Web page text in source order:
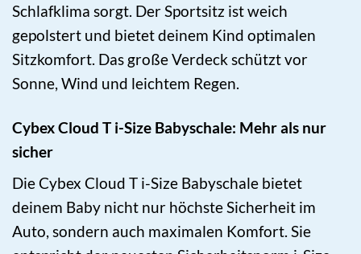
Schlafklima sorgt. Der Sportsitz ist weich
gepolstert und bietet deinem Kind optimalen
Sitzkomfort. Das große Verdeck schützt vor
Sonne, Wind und leichtem Regen.
Cybex Cloud T i-Size Babyschale: Mehr als nur
sicher
Die Cybex Cloud T i-Size Babyschale bietet
deinem Baby nicht nur höchste Sicherheit im
Auto, sondern auch maximalen Komfort. Sie